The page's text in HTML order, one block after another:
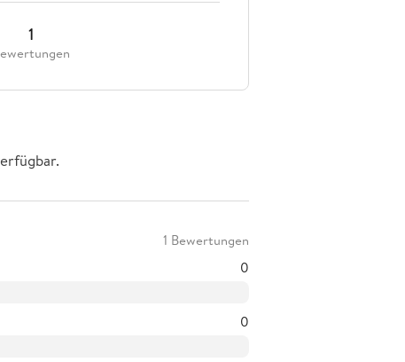
1
1 Bewertungen
0
0